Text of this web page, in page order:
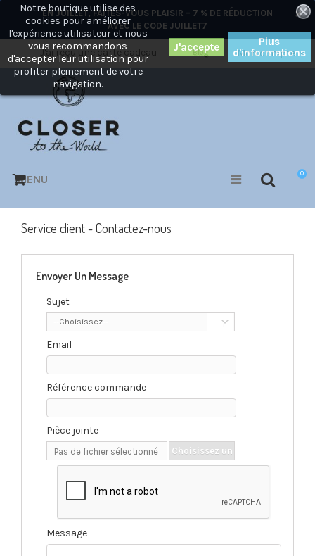
EN JUILLET, FAITES-VOUS PLAISIR – 7 % DE RÉDUCTION
AVEC LE CODE JUILLET7
×
Mon compte
Blog
J'ai reçu une carte cadeau
0
MENU
Notre boutique utilise des
cookies pour améliorer
l'expérience utilisateur et nous
vous recommandons
d'accepter leur utilisation pour
profiter pleinement de votre
navigation.
Plus
d'informations
Service client - Contactez-nous
Envoyer Un Message
Sujet
--Choisissez--
Email
Référence commande
Pièce jointe
Pas de fichier sélectionné
Choisissez un
fichier
Message